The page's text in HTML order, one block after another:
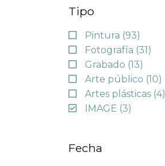
Tipo
Pintura (93)
Fotografía (31)
Grabado (13)
Arte público (10)
Artes plásticas (4)
IMAGE (3)
Fecha